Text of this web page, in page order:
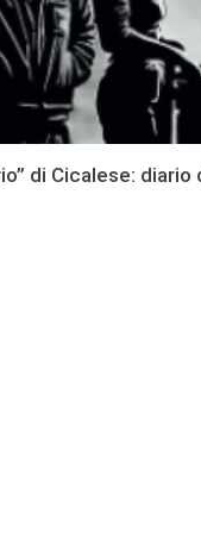
di Cicalese: